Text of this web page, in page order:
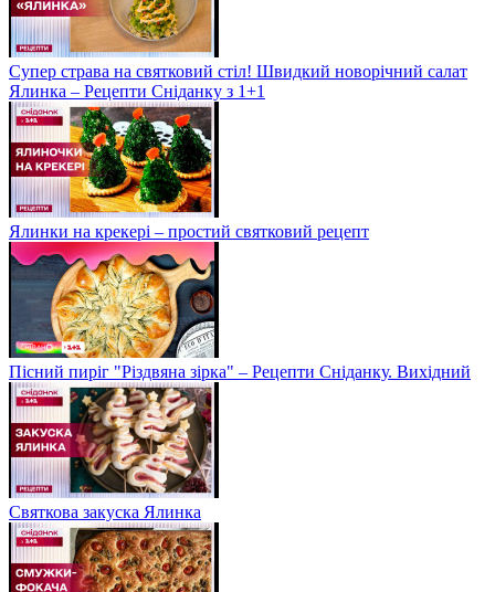
Супер страва на святковий стіл! Швидкий новорічний салат
Ялинка – Рецепти Сніданку з 1+1
Ялинки на крекері – простий святковий рецепт
Пісний пиріг "Різдвяна зірка" – Рецепти Сніданку. Вихідний
Святкова закуска Ялинка